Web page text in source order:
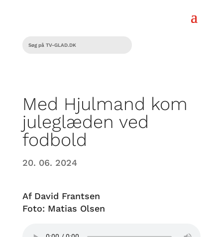
Med Hjulmand kom
juleglæden ved
fodbold
20. 06. 2024
Af David Frantsen
Foto: Matias Olsen